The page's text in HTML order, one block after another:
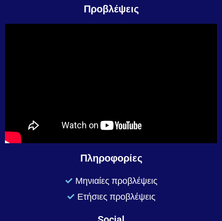
Προβλέψεις
Πληροφορίες
Μηνιαίες προβλέψεις
Ετήσιες προβλέψεις